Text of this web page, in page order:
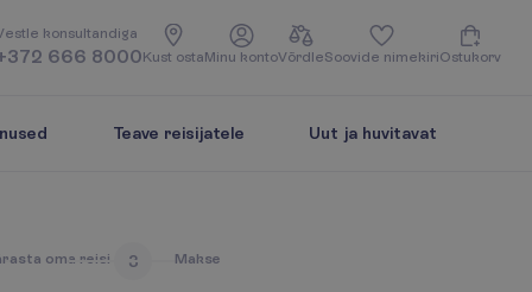
estle konsultandiga
666 8000Kust ostaMinu kontoVõrdleSoovide nimekiriOstukorv
Teave reisijatele Uut ja huvitavat
rasta oma reisi 3 Makse